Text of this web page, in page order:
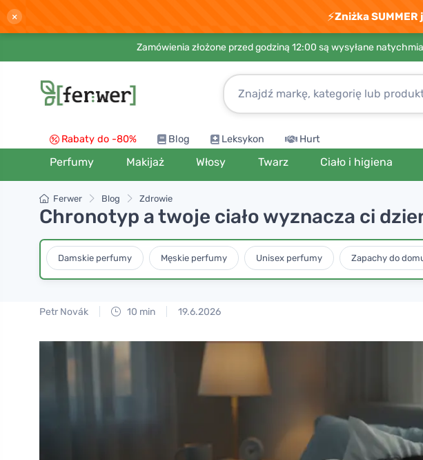
× ⚡Zniżka
Zamówienia złożone przed godziną 12:00 są wysyłane
Rabaty do -80% Blog Leksykon Hurt
Perfumy Makijaż Włosy Twarz Ciało i higiena
Ferwer Blog Zdrowie
Chronotyp a twoje ciało wyznacza ci
Damskie perfumy Męskie perfumy Unisex perfumy Zapachy do
Petr Novák 10 min 19.6.2026